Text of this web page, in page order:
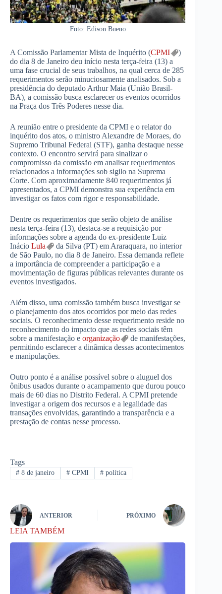
Foto: Edison Bueno
A Comissão Parlamentar Mista de Inquérito (CPMI
)
do dia 8 de Janeiro deu início nesta terça-feira (13) a
uma fase crucial de seus trabalhos, na qual cerca de 285
requerimentos serão minuciosamente analisados. Sob a
presidência do deputado Arthur Maia (União Brasil-
BA), a comissão busca esclarecer os eventos ocorridos
na Praça dos Três Poderes nesse dia.
A reunião entre o presidente da CPMI e o relator do
inquérito dos atos, o ministro Alexandre de Moraes, do
Supremo Tribunal Federal (STF), ganha destaque nesse
contexto. O encontro servirá para sinalizar o
compromisso da comissão em analisar requerimentos
relacionados a informações sob sigilo na Suprema
Corte. Com aproximadamente 840 requerimentos já
apresentados, a CPMI demonstra sua experiência em
investigar os fatos com rigor e responsabilidade.
Dentre os requerimentos que serão objeto de análise
nesta terça-feira (13), destaca-se a requisição por
informações sobre a agenda do ex-presidente Luiz
Inácio Lula
da Silva (PT) em Araraquara, no interior
de São Paulo, no dia 8 de Janeiro. Essa demanda reflete
a importância de compreender a participação e a
movimentação de figuras públicas relevantes durante os
eventos investigados.
Além disso, uma comissão também busca investigar se
o planejamento dos atos ocorridos por meio das redes
sociais. O reconhecimento desse requerimento reside no
reconhecimento do impacto que as redes sociais têm
sobre a manifestação e organização
de manifestações,
permitindo esclarecer a dinâmica dessas acontecimentos
e manipulações.
Outro ponto é a análise possível sobre o aluguel dos
ônibus usados ​​durante o acampamento que durou pouco
mais de 60 dias no Distrito Federal. A CPMI pretende
investigar a origem dos recursos e a legalidade das
transações envolvidas, garantindo a transparência e a
prestação de contas nesse processo.
Tags
#8 de janeiro #CPMI # política
ANTERIOR PRÓXIMO
LEIA TAMBÉM